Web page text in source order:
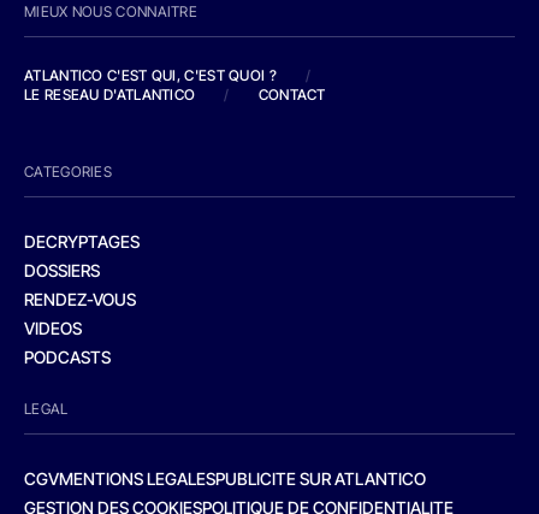
MIEUX NOUS CONNAITRE
ATLANTICO C'EST QUI, C'EST QUOI ?
/
LE RESEAU D'ATLANTICO
/ CONTACT
CATEGORIES
DECRYPTAGES
DOSSIERS
RENDEZ-VOUS
VIDEOS
PODCASTS
LEGAL
CGVMENTIONS LEGALESPUBLICITE SUR ATLANTICO
GESTION DES COOKIESPOLITIQUE DE CONFIDENTIALITE